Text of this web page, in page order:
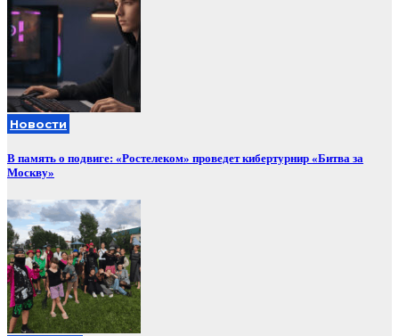
Новости
В память о подвиге: «Ростелеком» проведет кибертурнир «Битва за
Москву»